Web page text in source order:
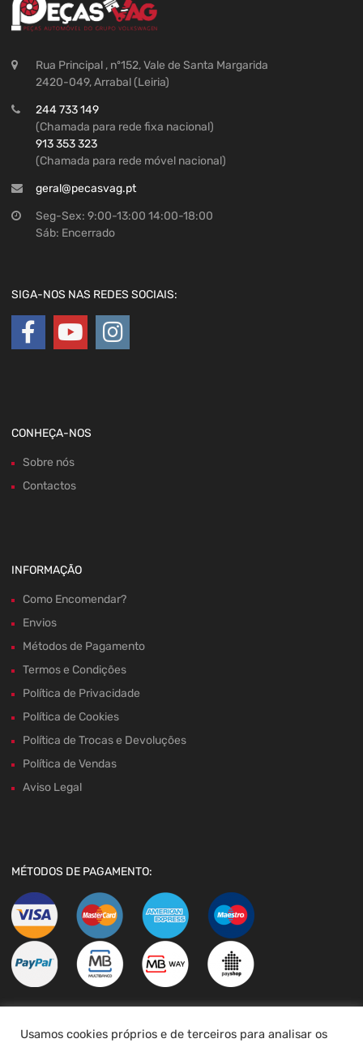
Rua Principal , nº152, Vale de Santa Margarida
2420-049, Arrabal (Leiria)
244 733 149
(Chamada para rede fixa nacional)
913 353 323
(Chamada para rede móvel nacional)
geral@pecasvag.pt
Seg-Sex: 9:00-13:00 14:00-18:00
Sáb: Encerrado
SIGA-NOS NAS REDES SOCIAIS:
CONHEÇA-NOS
Sobre nós
Contactos
INFORMAÇÃO
Como Encomendar?
Envios
Métodos de Pagamento
Termos e Condições
Política de Privacidade
Política de Cookies
Política de Trocas e Devoluções
Política de Vendas
Aviso Legal
MÉTODOS DE PAGAMENTO:
Usamos cookies próprios e de terceiros para analisar os